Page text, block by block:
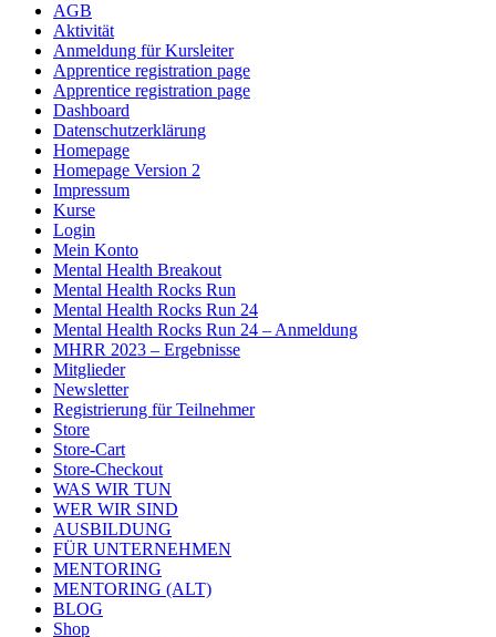
AGB
Aktivität
Anmeldung für Kursleiter
Apprentice registration page
Apprentice registration page
Dashboard
Datenschutzerklärung
Homepage
Homepage Version 2
Impressum
Kurse
Login
Mein Konto
Mental Health Breakout
Mental Health Rocks Run
Mental Health Rocks Run 24
Mental Health Rocks Run 24 – Anmeldung
MHRR 2023 – Ergebnisse
Mitglieder
Newsletter
Registrierung für Teilnehmer
Store
Store-Cart
Store-Checkout
WAS WIR TUN
WER WIR SIND
AUSBILDUNG
FÜR UNTERNEHMEN
MENTORING
MENTORING (ALT)
BLOG
Shop